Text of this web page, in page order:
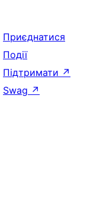
Приєднатися
Події
Підтримати ↗
Swag ↗